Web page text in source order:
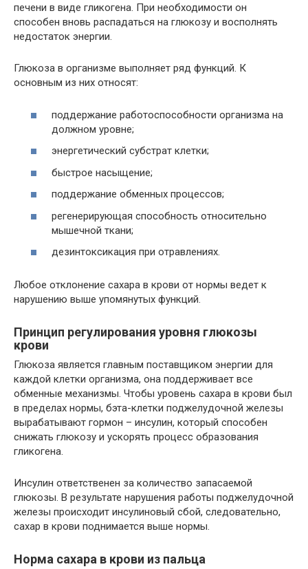
печени в виде гликогена. При необходимости он
способен вновь распадаться на глюкозу и восполнять
недостаток энергии.
Глюкоза в организме выполняет ряд функций. К
основным из них относят:
поддержание работоспособности организма на
должном уровне;
энергетический субстрат клетки;
быстрое насыщение;
поддержание обменных процессов;
регенерирующая способность относительно
мышечной ткани;
дезинтоксикация при отравлениях.
Любое отклонение сахара в крови от нормы ведет к
нарушению выше упомянутых функций.
Принцип регулирования уровня глюкозы
крови
Глюкоза является главным поставщиком энергии для
каждой клетки организма, она поддерживает все
обменные механизмы. Чтобы уровень сахара в крови был
в пределах нормы, бэта-клетки поджелудочной железы
вырабатывают гормон – инсулин, который способен
снижать глюкозу и ускорять процесс образования
гликогена.
Инсулин ответственен за количество запасаемой
глюкозы. В результате нарушения работы поджелудочной
железы происходит инсулиновый сбой, следовательно,
сахар в крови поднимается выше нормы.
Норма сахара в крови из пальца